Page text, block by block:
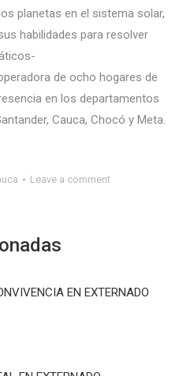
planetas en el sistema solar,
habilidades para resolver
de ocho hogares de
en los departamentos
Cauca, Chocó y Meta.
Leave a comment
EN EXTERNADO